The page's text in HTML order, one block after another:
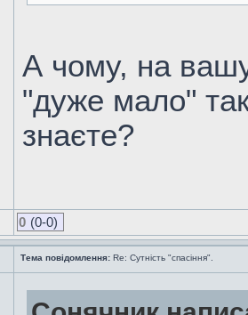
А чому, на
"дуже мало"
знаєте?
0 (0-0)
Тема повідомлення: Re: Сутність "спасіння".